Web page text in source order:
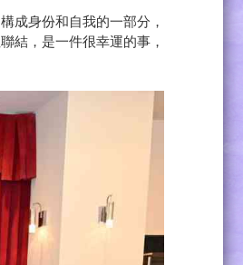
成身份和自我的一部分，
結，是一件很幸運的事，